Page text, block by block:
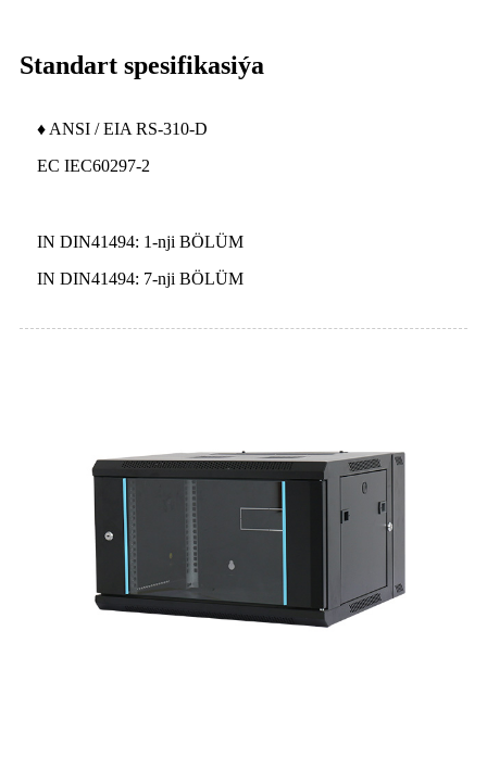
Standart spesifikasiýa
♦ ANSI / EIA RS-310-D
EC IEC60297-2
IN DIN41494: 1-nji BÖLÜM
IN DIN41494: 7-nji BÖLÜM